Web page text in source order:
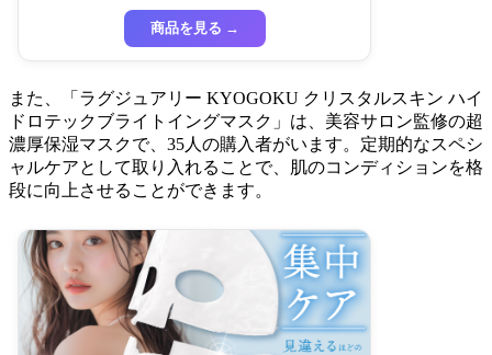
商品を見る →
また、「ラグジュアリー KYOGOKU クリスタルスキン ハイ
ドロテックブライトイングマスク」は、美容サロン監修の超
濃厚保湿マスクで、35人の購入者がいます。定期的なスペシ
ャルケアとして取り入れることで、肌のコンディションを格
段に向上させることができます。